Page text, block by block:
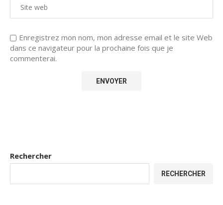
Enregistrez mon nom, mon adresse email et le site Web
dans ce navigateur pour la prochaine fois que je
commenterai.
Rechercher
RECHERCHER